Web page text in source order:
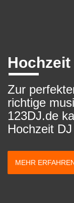
Zur
richtige
123DJ.de
Hochzeit
MEHR